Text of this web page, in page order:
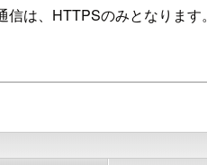
は、HTTPSのみとなります。